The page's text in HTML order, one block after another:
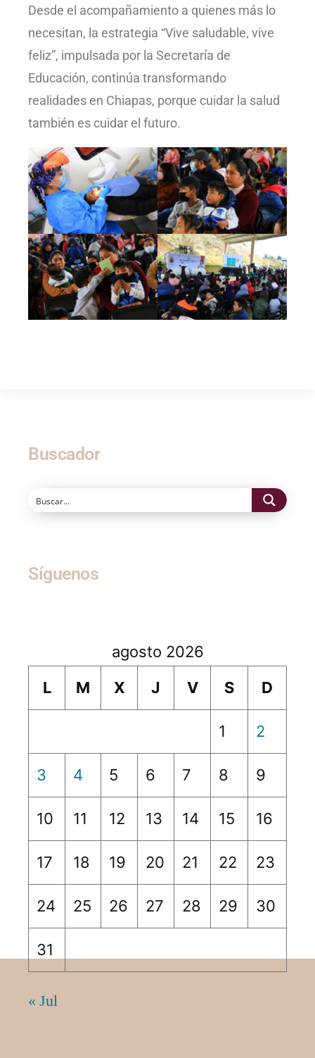
Desde el acompañamiento a quienes más lo
necesitan, la estrategia “Vive saludable, vive
feliz”, impulsada por la Secretaría de
Educación, continúa transformando
realidades en Chiapas, porque cuidar la salud
también es cuidar el futuro.
Buscador
Síguenos
agosto 2026
L
M X J V S D
1 2
3 4 5 6 7 8 9
10 11 12 13 14 15 16
17 18 19 20 21 22 23
24 25 26 27 28 29 30
31
« Jul